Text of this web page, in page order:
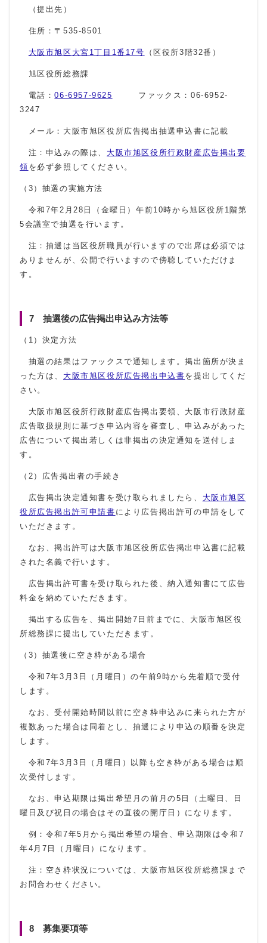
（提出先）
住所：〒535-8501
大阪市旭区大宮1丁目1番17号 （区役所3階32番）
旭区役所総務課
電話：06-6957-9625
ファックス：06-6952-
3247
メール：大阪市旭区役所広告掲出抽選申込書に記載
注：申込みの際は、 大阪市旭区役所行政財産広告掲出要
領 を必ず参照してください。
（3）抽選の実施方法
令和7年2月28日（金曜日）午前10時から旭区役所1階第
5会議室で抽選を行います。
注：抽選は当区役所職員が行いますので出席は必須では
ありませんが、公開で行いますので傍聴していただけま
す。
7 抽選後の広告掲出申込み方法等
（1）決定方法
抽選の結果はファックスで通知します。掲出箇所が決ま
った方は、 大阪市旭区役所広告掲出申込書を提出してくだ
さい。
大阪市旭区役所行政財産広告掲出要領、大阪市行政財産
広告取扱規則に基づき申込内容を審査し、申込みがあった
広告について掲出若しくは非掲出の決定通知を送付しま
す。
（2）広告掲出者の手続き
広告掲出決定通知書を受け取られましたら、 大阪市旭区
役所広告掲出許可申請書 により広告掲出許可の申請をして
いただきます。
なお、掲出許可は大阪市旭区役所広告掲出申込書に記載
された名義で行います。
広告掲出許可書を受け取られた後、納入通知書にて広告
料金を納めていただきます。
掲出する広告を、掲出開始7日前までに、大阪市旭区役
所総務課に提出していただきます。
（3）抽選後に空き枠がある場合
令和7年3月3日（月曜日）の午前9時から先着順で受付
します。
なお、受付開始時間以前に空き枠申込みに来られた方が
複数あった場合は同着とし、抽選により申込の順番を決定
します。
令和7年3月3日（月曜日）以降も空き枠がある場合は順
次受付します。
なお、申込期限は掲出希望月の前月の5日（土曜日、日
曜日及び祝日の場合はその直後の開庁日）になります。
例：令和7年5月から掲出希望の場合、申込期限は令和7
年4月7日（月曜日）になります。
注：空き枠状況については、大阪市旭区役所総務課まで
お問合わせください。
8 募集要項等